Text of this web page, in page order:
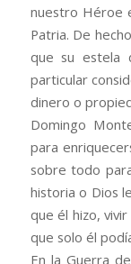
nuestro Héroe
Patria. De
que su estela
particular
dinero o
Domingo
para
sobre todo
historia o Dios
que él hizo,
que solo él
En la Guerra